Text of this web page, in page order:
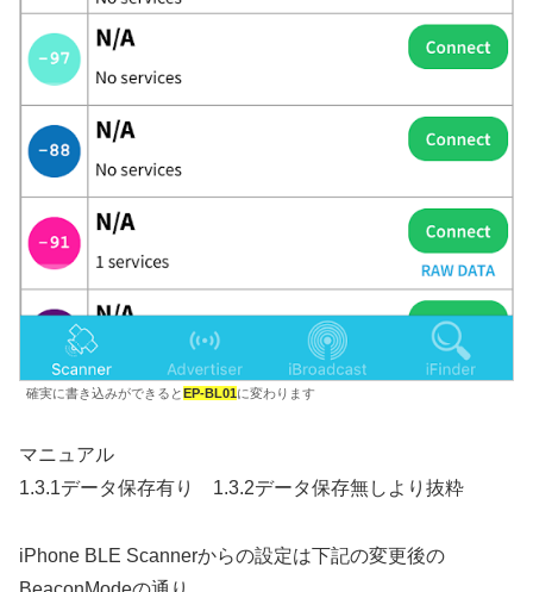
確実に書き込みができるとEP-BL01に変わります
マニュアル
1.3.1データ保存有り 1.3.2データ保存無しより抜粋
iPhone BLE Scannerからの設定は下記の変更後の